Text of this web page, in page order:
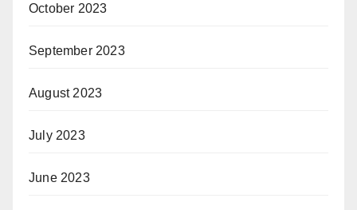
October 2023
September 2023
August 2023
July 2023
June 2023